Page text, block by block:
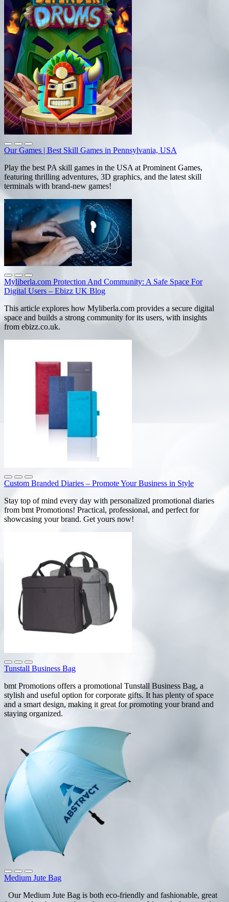
Our Games | Best Skill Games in Pennsylvania, USA
Play the best PA skill games in the USA at Prominent Games,
featuring thrilling adventures, 3D graphics, and the latest skill
terminals with brand-new games!
Myliberla.com Protection And Community: A Safe Space For
Digital Users – Ebizz UK Blog
This article explores how Myliberla.com provides a secure digital
space and builds a strong community for its users, with insights
from ebizz.co.uk.
Custom Branded Diaries – Promote Your Business in Style
Stay top of mind every day with personalized promotional diaries
from bmt Promotions! Practical, professional, and perfect for
showcasing your brand. Get yours now!
Tunstall Business Bag
bmt Promotions offers a promotional Tunstall Business Bag, a
stylish and useful option for corporate gifts. It has plenty of space
and a smart design, making it great for promoting your brand and
staying organized.
Medium Jute Bag
Our Medium Jute Bag is both eco-friendly and fashionable, great